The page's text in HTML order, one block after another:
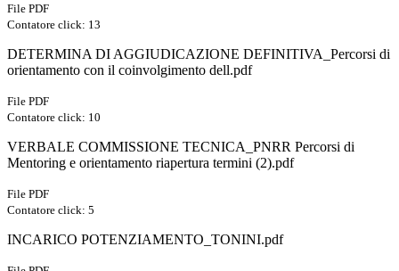
File PDF
Contatore click: 13
DETERMINA DI AGGIUDICAZIONE DEFINITIVA_Percorsi di
orientamento con il coinvolgimento dell.pdf
File PDF
Contatore click: 10
VERBALE COMMISSIONE TECNICA_PNRR Percorsi di
Mentoring e orientamento riapertura termini (2).pdf
File PDF
Contatore click: 5
INCARICO POTENZIAMENTO_TONINI.pdf